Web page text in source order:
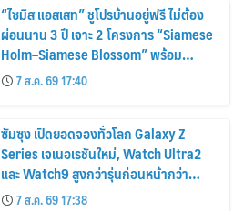
“ไซมิส แอสเสท” ชูโปรบ้านอยู่ฟรี ไม่ต้อง
ผ่อนนาน 3 ปี เจาะ 2 โครงการ “Siamese
Holm–Siamese Blossom” พร้อม
ส่วนลดและสิทธิพิเศษถึง 31 สิงหาคม
2569
7 ส.ค. 69 17:40
ซัมซุง เปิดยอดจองทั่วโลก Galaxy Z
Series เจเนอเรชันใหม่, Watch Ultra2
และ Watch9 สูงกว่ารุ่นก่อนหน้ากว่า
30%7 ส.ค. 69 17:38